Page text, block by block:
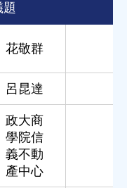
花敬群
呂昆達
政大商
學院信
義不動
產中心